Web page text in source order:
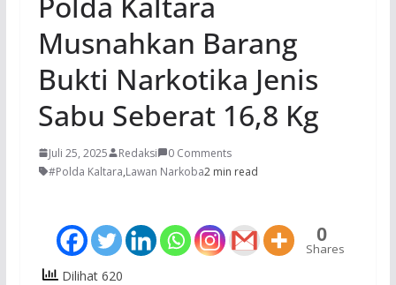
Musnahkan Barang
Bukti Narkotika Jenis
Sabu Seberat 16,8 Kg
Juli 25, 2025 Redaksi
0 Comments
#Polda Kaltara,Lawan Narkoba2 min read
0
Shares
Dilihat 620